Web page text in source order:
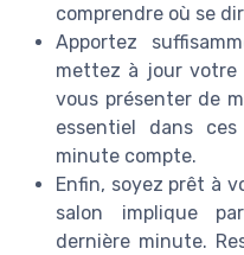
comprendre où se
Apportez
mettez à jour votre
vous présenter de
essentiel dans
minute compte.
Enfin, soyez prêt à
salon implique
dernière minute.